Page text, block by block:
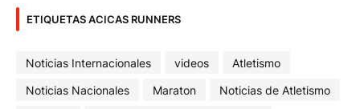
ETIQUETAS ACICAS RUNNERS
Noticias Internacionales videos
Atletismo
Noticias Nacionales
Maraton
Noticias de Atletismo